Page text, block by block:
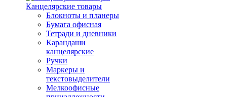
Канцелярские товары
Блокноты и планеры
Бумага офисная
Тетради и дневники
Карандаши
канцелярские
Ручки
Маркеры и
текстовыделители
Мелкоофисные